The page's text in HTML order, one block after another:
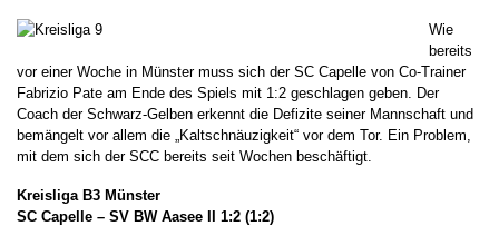
Wie
bereits
vor einer Woche in Münster muss sich der SC Capelle von Co-Trainer
Fabrizio Pate am Ende des Spiels mit 1:2 geschlagen geben. Der
Coach der Schwarz-Gelben erkennt die Defizite seiner Mannschaft und
bemängelt vor allem die „Kaltschnäuzigkeit“ vor dem Tor. Ein Problem,
mit dem sich der SCC bereits seit Wochen beschäftigt.
Kreisliga B3 Münster
SC Capelle – SV BW Aasee II 1:2 (1:2)